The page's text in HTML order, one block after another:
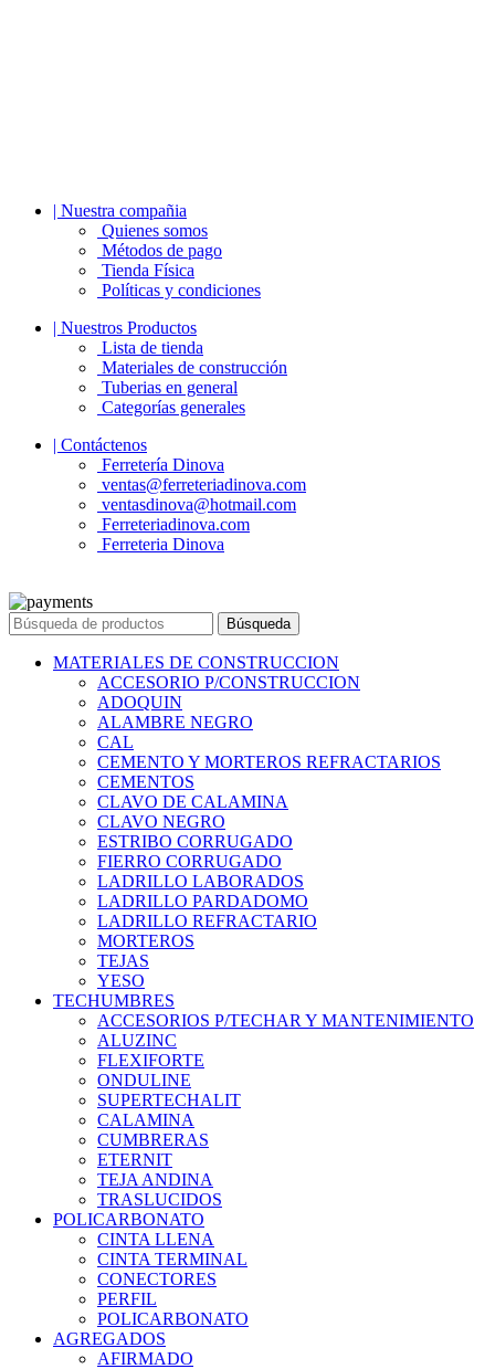
| Nuestra compañia
Quienes somos
Métodos de pago
Tienda Física
Políticas y condiciones
| Nuestros Productos
Lista de tienda
Materiales de construcción
Tuberias en general
Categorías generales
| Contáctenos
Ferretería Dinova
ventas@ferreteriadinova.com
ventasdinova@hotmail.com
Ferreteriadinova.com
Ferreteria Dinova
Búsqueda
MATERIALES DE CONSTRUCCION
ACCESORIO P/CONSTRUCCION
ADOQUIN
ALAMBRE NEGRO
CAL
CEMENTO Y MORTEROS REFRACTARIOS
CEMENTOS
CLAVO DE CALAMINA
CLAVO NEGRO
ESTRIBO CORRUGADO
FIERRO CORRUGADO
LADRILLO LABORADOS
LADRILLO PARDADOMO
LADRILLO REFRACTARIO
MORTEROS
TEJAS
YESO
TECHUMBRES
ACCESORIOS P/TECHAR Y MANTENIMIENTO
ALUZINC
FLEXIFORTE
ONDULINE
SUPERTECHALIT
CALAMINA
CUMBRERAS
ETERNIT
TEJA ANDINA
TRASLUCIDOS
POLICARBONATO
CINTA LLENA
CINTA TERMINAL
CONECTORES
PERFIL
POLICARBONATO
AGREGADOS
AFIRMADO